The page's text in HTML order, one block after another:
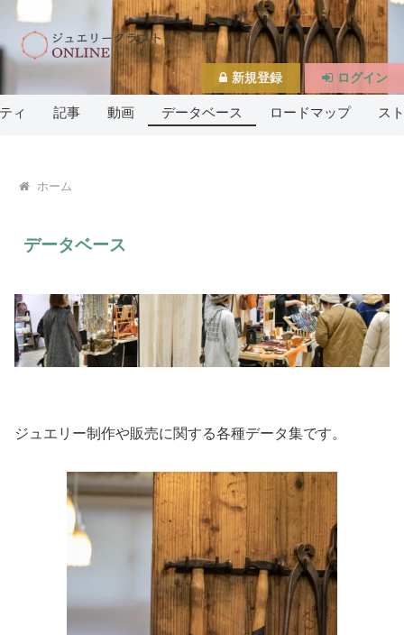
ィ 記事 動画 データベース ロードマップ ス
ホーム
データベース
ジュエリー制作や販売に関する各種データ集です。
新規登録 ログイン